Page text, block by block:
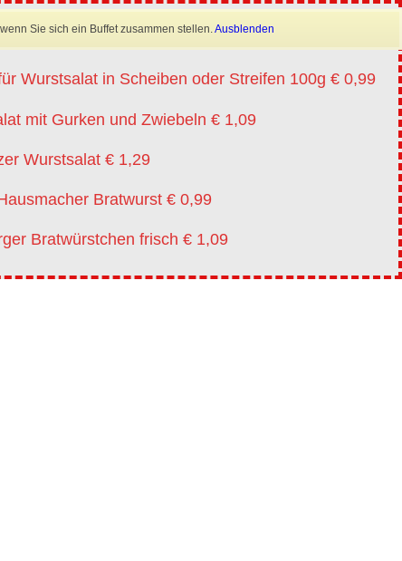
Sie sich ein Buffet zusammen stellen.Ausblenden
Flyer
Kontakt
Wurstsalat in Scheiben oder Streifen 100g € 0,99
mit Gurken und Zwiebeln € 1,09
Wurstsalat € 1,29
Bratwurst € 0,99
Bratwürstchen frisch € 1,09
×